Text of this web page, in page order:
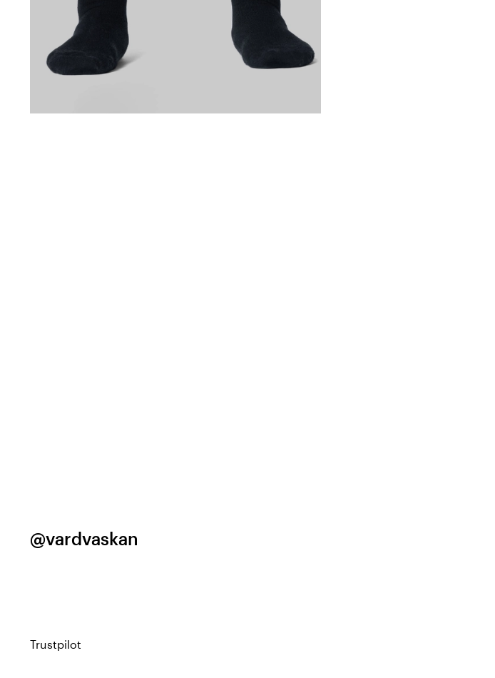
@vardvaskan
Trustpilot